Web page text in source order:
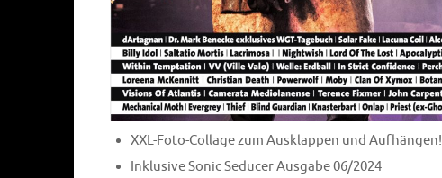
XXL-Foto-Collage zum Ausklappen und Aufhängen!
Inklusive Sonic Seducer Ausgabe 06/2024